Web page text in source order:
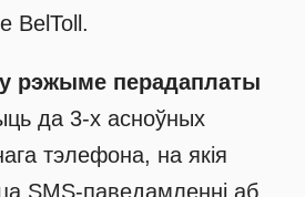
BelToll.
рэжыме перадаплаты
да 3-х асноўных
тэлефона, на якія
SMS-паведамленні аб